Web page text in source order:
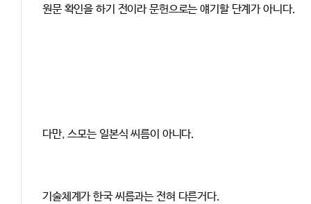
원문 확인을 하기 전이라 문헌으로는 얘기할 단계가 아니다.
다만, 스모는 일본식 씨름이 아니다.
기술체계가 한국 씨름과는 전혀 다른거다.